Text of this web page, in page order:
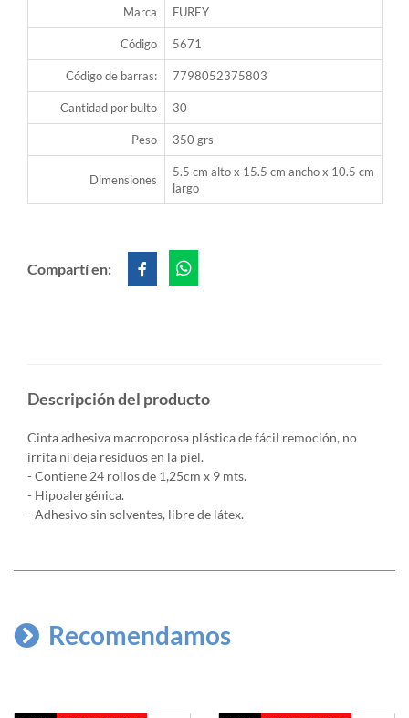
Marca FUREY
Código 5671
Código de barras: 7798052375803
Cantidad por bulto 30
Peso 350 grs
Dimensiones
5.5 cm alto x 15.5 cm ancho x 10.5 cm
largo
Compartí en:
Descripción del producto
Cinta adhesiva macroporosa plástica de fácil remoción, no
irrita ni deja residuos en la piel.
- Contiene 24 rollos de 1,25cm x 9 mts.
- Hipoalergénica.
- Adhesivo sin solventes, libre de látex.
Recomendamos